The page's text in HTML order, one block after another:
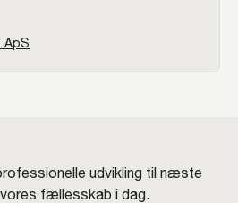
ApS
udvikling til næste
fællesskab i dag.